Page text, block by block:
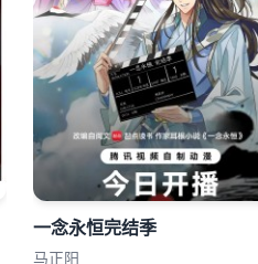
​一念永恒完结季
马正阳